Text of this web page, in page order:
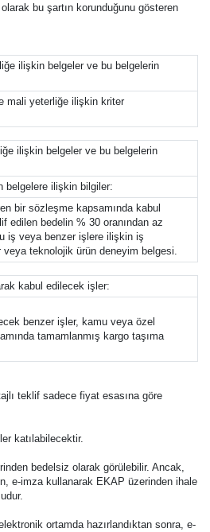
bu şartın korunduğunu gösteren
ilişkin belgeler ve bu belgelerin
mali yeterliğe ilişkin kriter
ilişkin belgeler ve bu belgelerin
belgelere ilişkin bilgiler:
bir sözleşme kapsamında kabul
edilen bedelin % 30 oranından az
iş veya benzer işlere ilişkin iş
teknolojik ürün deneyim belgesi.
kabul edilecek işler:
benzer işler, kamu veya özel
tamamlanmış kargo taşıma
teklif sadece fiyat esasına göre
katılabilecektir.
bedelsiz olarak görülebilir. Ancak,
e-imza kullanarak EKAP üzerinden ihale
ortamda hazırlandıktan sonra, e-